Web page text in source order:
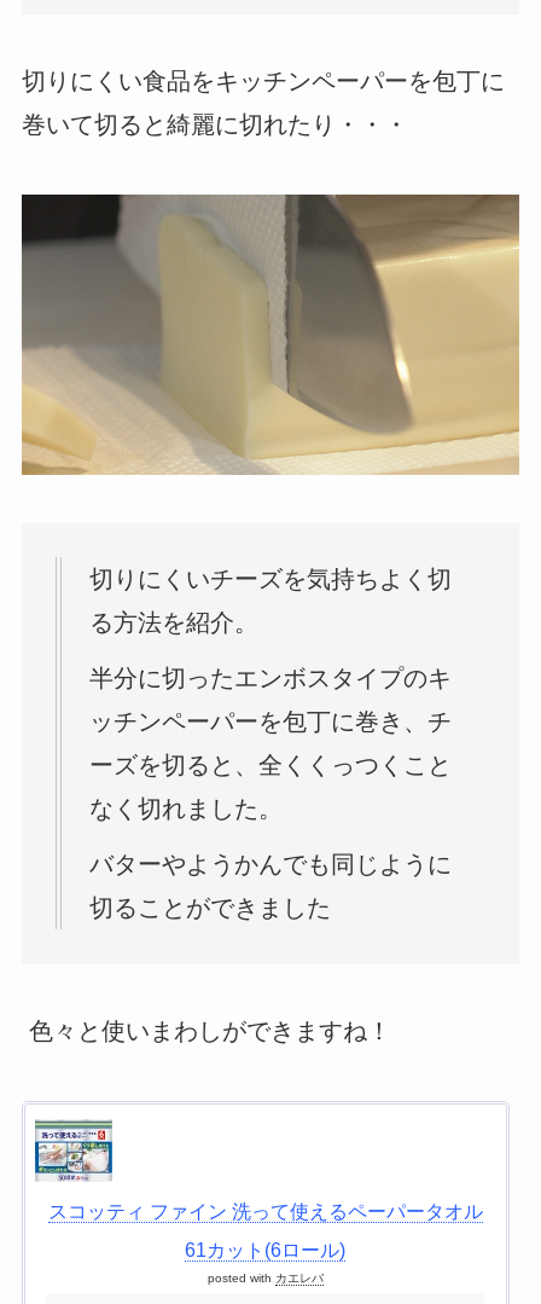
切りにくい食品をキッチンペーパーを包丁に
巻いて切ると綺麗に切れたり・・・
切りにくいチーズを気持ちよく切
る方法を紹介。
半分に切ったエンボスタイプのキ
ッチンペーパーを包丁に巻き、チ
ーズを切ると、全くくっつくこと
なく切れました。
バターやようかんでも同じように
切ることができました
色々と使いまわしができますね！
スコッティ ファイン 洗って使えるペーパータオル
61カット(6ロール)
posted with カエレバ